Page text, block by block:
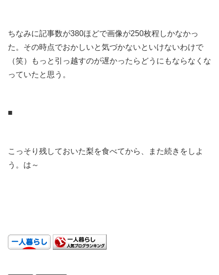
ちなみに記事数が380ほどで画像が250枚程しかなかっ
た。その時点でおかしいと気づかないといけないわけで
（笑）もっと引っ越すのが遅かったらどうにもならなくな
っていたと思う。
■
こっそり残しておいた梨を食べてから、また続きをしよ
う。は～